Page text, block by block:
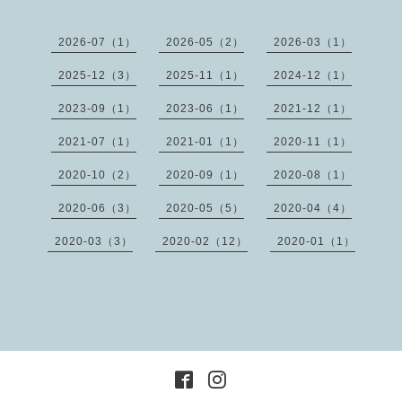
2026-07（1） 2026-05（2） 2026-03（1）
2025-12（3） 2025-11（1） 2024-12（1）
2023-09（1） 2023-06（1） 2021-12（1）
2021-07（1） 2021-01（1） 2020-11（1）
2020-10（2） 2020-09（1） 2020-08（1）
2020-06（3） 2020-05（5） 2020-04（4）
2020-03（3） 2020-02（12） 2020-01（1）